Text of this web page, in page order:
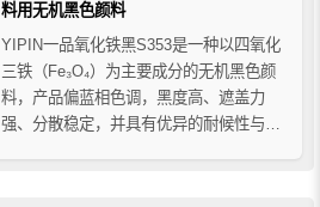
料用无机黑色颜料
YIPIN一品氧化铁黑S353是一种以四氧化
三铁（Fe₃O₄）为主要成分的无机黑色颜
料，产品偏蓝相色调，黑度高、遮盖力
强、分散稳定，并具有优异的耐候性与耐